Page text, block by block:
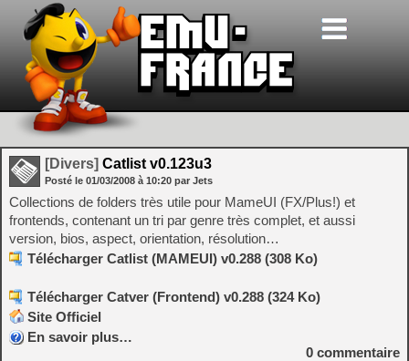
[Divers] Catlist v0.123u3
Posté le 01/03/2008 à 10:20 par Jets
Collections de folders très utile pour MameUI (FX/Plus!) et
frontends, contenant un tri par genre très complet, et aussi
version, bios, aspect, orientation, résolution…
Télécharger Catlist (MAMEUI) v0.288 (308 Ko)
Télécharger Catver (Frontend) v0.288 (324 Ko)
Site Officiel
En savoir plus…
0 commentaire